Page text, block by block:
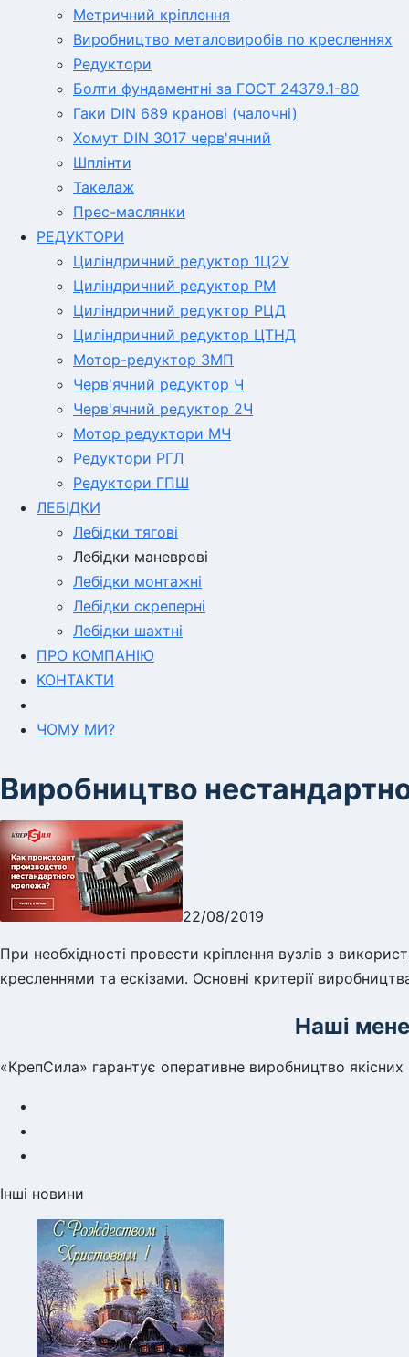
Метричний кріплення
Виробництво металовиробів по кресленнях
Редуктори
Болти фундаментні за ГОСТ 24379.1-80
Гаки DIN 689 кранові (чалочні)
Хомут DIN 3017 черв'ячний
Шплінти
Такелаж
Прес-маслянки
РЕДУКТОРИ
Циліндричний редуктор 1Ц2У
Циліндричний редуктор РМ
Циліндричний редуктор РЦД
Циліндричний редуктор ЦТНД
Мотор-редуктор 3МП
Черв'ячний редуктор Ч
Черв'ячний редуктор 2Ч
Мотор редуктори МЧ
Редуктори РГЛ
Редуктори ГПШ
ЛЕБІДКИ
Лебідки тягові
Лебідки маневрові
Лебідки монтажні
Лебідки скреперні
Лебідки шахтні
ПРО КОМПАНІЮ
КОНТАКТИ
ЧОМУ МИ?
Виробництво
22/08/2019
При необхідності провести кріплення вузлів з
кресленнями та ескізами. Основні критерії
Наші
«КрепСила» гарантує оперативне виробництво
Інші новини